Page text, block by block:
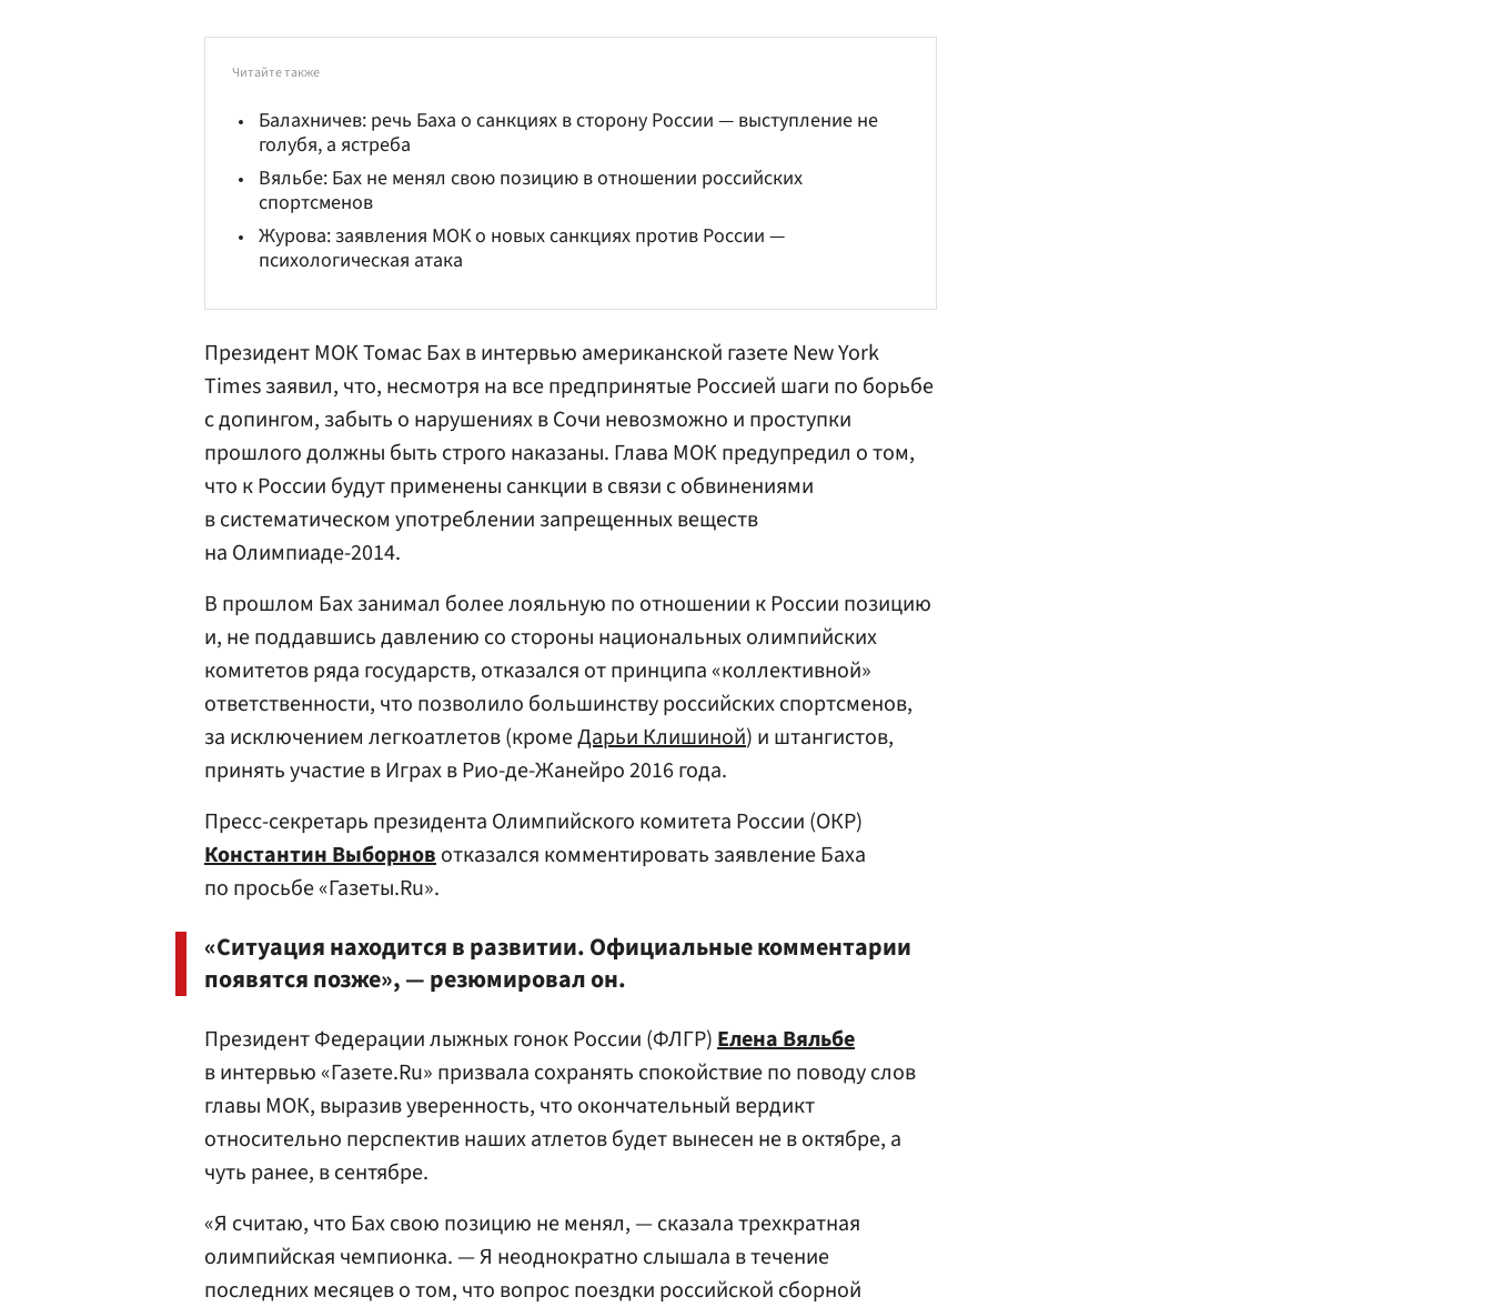
Читайте также
Балахничев: речь Баха о санкциях в сторону России — выступление не
голубя, а ястреба
Вяльбе: Бах не менял свою позицию в отношении российских
спортсменов
Журова: заявления МОК о новых санкциях против России —
психологическая атака
Президент МОК ТомасБахв интервью американской газете New York
Times заявил, что, несмотря на все предпринятые Россией шаги по борьбе
с допингом, забыть о нарушениях в Сочи невозможно и проступки
прошлого должны быть строго наказаны. Глава МОК предупредил о том,
что к России будут применены санкции в связи с обвинениями
в систематическом употреблении запрещенных веществ
на Олимпиаде-2014.
В прошлом Бах занимал более лояльную по отношении к России позицию
и, не поддавшись давлению со стороны национальных олимпийских
комитетов ряда государств, отказался от принципа «коллективной»
ответственности, что позволило большинству российских спортсменов,
за исключением легкоатлетов (кромеДарьи Клишиной) и штангистов,
принять участие в Играх в Рио-де-Жанейро 2016 года.
Пресс-секретарь президента Олимпийского комитета России (ОКР)
Константин Выборновотказался комментировать заявление Баха
по просьбе «Газеты.Ru».
«Ситуация находится в развитии. Официальные комментарии
появятся позже», — резюмировал он.
Президент Федерации лыжных гонок России (ФЛГР)Елена Вяльбе
в интервью «Газете.Ru» призвала сохранять спокойствие по поводу слов
главы МОК, выразив уверенность, что окончательный вердикт
относительно перспектив наших атлетов будет вынесен не в октябре, а
чуть ранее, в сентябре.
«Я считаю, что Бах свою позицию не менял, — сказала трехкратная
олимпийская чемпионка. — Я неоднократно слышала в течение
последних месяцев о том, что вопрос поездки российской сборной